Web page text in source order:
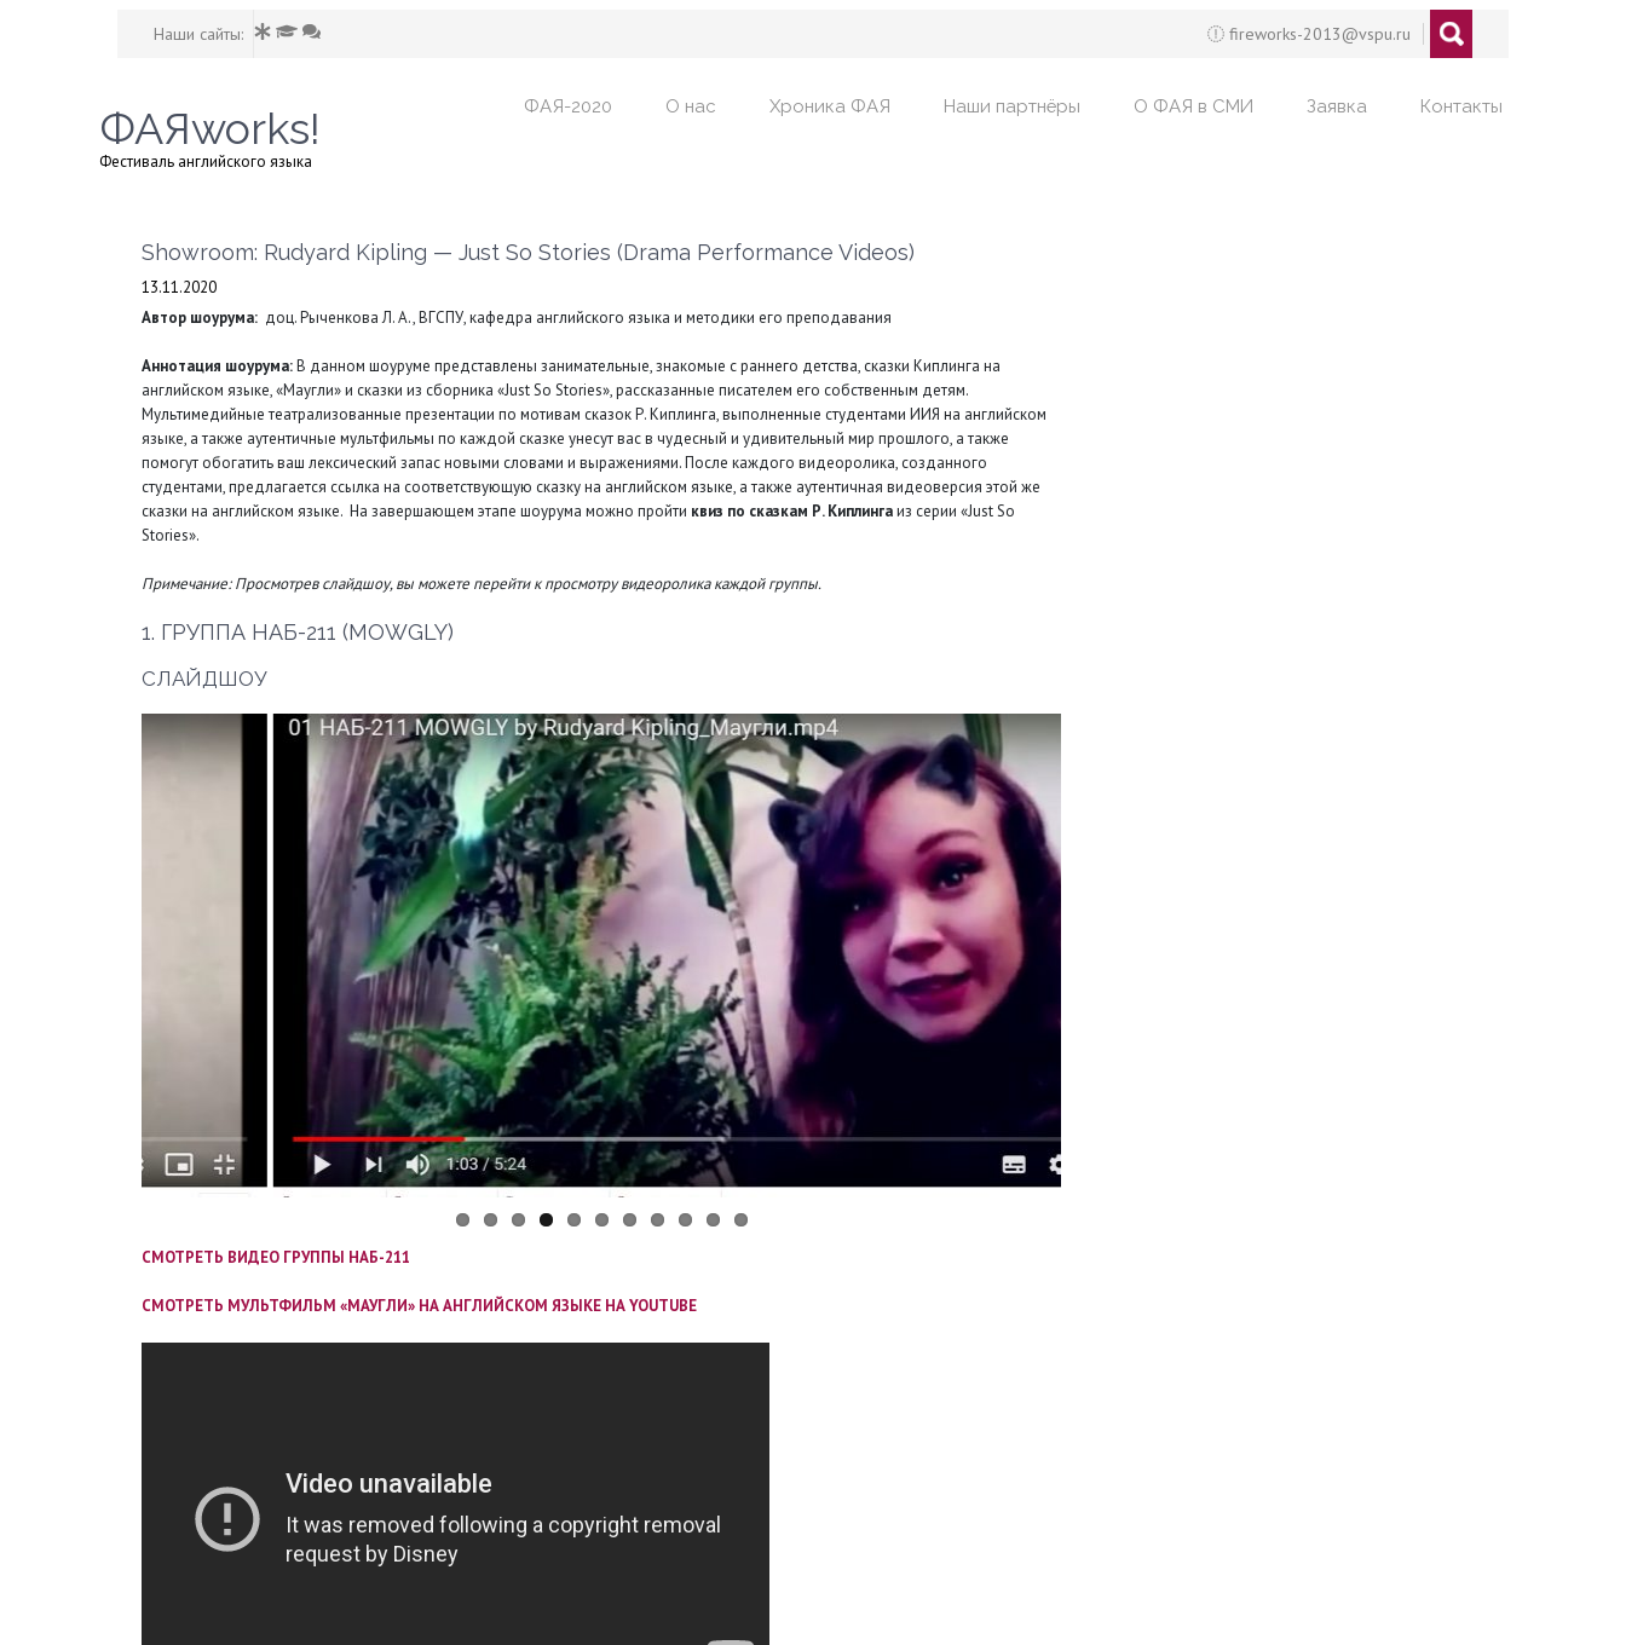
Наши сайты: fireworks-2013@vspu.ru
ФАЯworks!
Фестиваль английского языка
ФАЯ-2020 О нас Хроника ФАЯ Наши партнёры О ФАЯ в СМИ Заявка Контакты
Showroom: Rudyard Kipling — Just So Stories (Drama Performance Videos)
13.11.2020
Автор шоурума: доц. Рыченкова Л. А., ВГСПУ, кафедра английского языка и методики его преподавания
Аннотация шоурума:В данном шоуруме представлены занимательные, знакомые с раннего детства, сказки Киплинга на
английском языке, «Маугли» и сказки из сборника «Just So Stories», рассказанные писателем его собственным детям.
Мультимедийные театрализованные презентации по мотивам сказок Р. Киплинга, выполненные студентами ИИЯ на английском
языке, а также аутентичные мультфильмы по каждой сказке унесут вас в чудесный и удивительный мир прошлого, а также
помогут обогатить ваш лексический запас новыми словами и выражениями. После каждого видеоролика, созданного
студентами, предлагается ссылка на соответствующую сказку на английском языке, а также аутентичная видеоверсия этой же
сказки на английском языке. На завершающем этапе шоурума можно пройти квиз по сказкам Р. Киплингаиз серии «Just So
Stories».
Примечание: Просмотрев слайдшоу, вы можете перейти к просмотру видеоролика каждой группы.
1. ГРУППА НАБ-211 (MOWGLY)
СЛАЙДШОУ
СМОТРЕТЬ ВИДЕО ГРУППЫ НАБ-211
СМОТРЕТЬ МУЛЬТФИЛЬМ «МАУГЛИ» НА АНГЛИЙСКОМ ЯЗЫКЕ НА YOUTUBE